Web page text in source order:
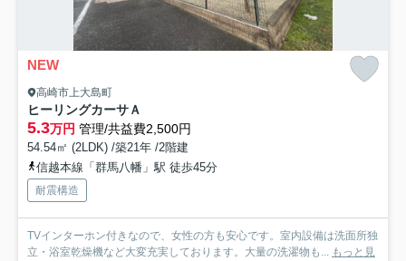
NEW
高崎市上大島町
ヒーリングカーサＡ
5.3万円 管理/共益費2,500円
54.54㎡ (2LDK) /築21年 /2階建
信越本線「群馬八幡」駅 徒歩45分
耐震構造
TVインターホン付きなので、女性の方も安心です。室内設備は洗面所独
立・浴室乾燥機など大変充実しております。大量の洗濯物も... もっと見